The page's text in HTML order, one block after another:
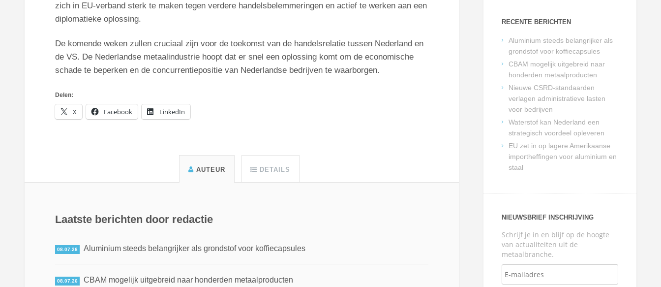
zich in EU-verband sterk te maken tegen verdere handelsbelemmeringen en actief te werken aan een
diplomatieke oplossing.
De komende weken zullen cruciaal zijn voor de toekomst van de handelsrelatie tussen Nederland en
de VS. De Nederlandse metaalindustrie hoopt dat er snel een oplossing komt om de economische
schade te beperken en de concurrentiepositie van Nederlandse bedrijven te waarborgen.
Delen:
X Facebook LinkedIn
AUTEUR DETAILS
Laatste berichten door redactie
08.07.26 Aluminium steeds belangrijker als grondstof voor koffiecapsules
08.07.26 CBAM mogelijk uitgebreid naar honderden metaalproducten
RECENTE BERICHTEN
Aluminium steeds belangrijker als
grondstof voor koffiecapsules
CBAM mogelijk uitgebreid naar
honderden metaalproducten
Nieuwe CSRD-standaarden
verlagen administratieve lasten
voor bedrijven
Waterstof kan Nederland een
strategisch voordeel opleveren
EU zet in op lagere Amerikaanse
importheffingen voor aluminium en
staal
NIEUWSBRIEF INSCHRIJVING
Schrijf je in en blijf op de hoogte
van actualiteiten uit de
metaalbranche.